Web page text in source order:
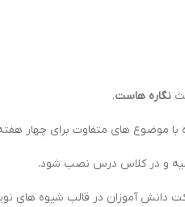
نگاره هاست.
با موضوع های متفاوت برای چهار
و در کلاس درس نصب شود.
دانش آموزان در قالب شیوه